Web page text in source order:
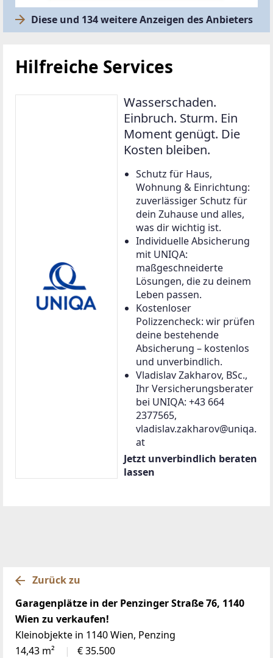
Diese und 134 weitere Anzeigen des Anbieters
Hilfreiche Services
Wasserschaden.
Einbruch. Sturm. Ein
Moment genügt. Die
Kosten bleiben.
Schutz für Haus,
Wohnung & Einrichtung:
zuverlässiger Schutz für
dein Zuhause und alles,
was dir wichtig ist.
Individuelle Absicherung
mit UNIQA:
maßgeschneiderte
Lösungen, die zu deinem
Leben passen.
Kostenloser
Polizzencheck: wir prüfen
deine bestehende
Absicherung – kostenlos
und unverbindlich.
Vladislav Zakharov, BSc.,
Ihr Versicherungsberater
bei UNIQA: +43 664
2377565,
vladislav.zakharov@uniqa.
at
Jetzt unverbindlich beraten
lassen
Zurück zu
Garagenplätze in der Penzinger Straße 76, 1140
Wien zu verkaufen!
Kleinobjekte in 1140 Wien, Penzing
14,43 m²
€ 35.500